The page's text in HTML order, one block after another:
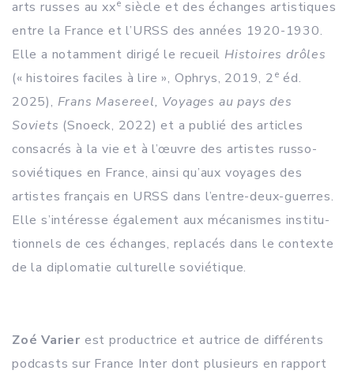
arts russes au xxe siècle et des échanges artistiques
entre la France et l’URSS des années 1920-1930.
Elle a notamment dirigé le recueil Histoires drôles
(« histoires faciles à lire », Ophrys, 2019, 2e éd.
2025), Frans Masereel, Voyages au pays des
Soviets (Snoeck, 2022) et a publié des articles
consacrés à la vie et à l’œuvre des artistes russo-
soviétiques en France, ainsi qu’aux voyages des
artistes français en URSS dans l’entre-deux-guerres.
Elle s’intéresse également aux mécanismes institu-
tionnels de ces échanges, replacés dans le contexte
de la diplomatie culturelle soviétique.
Zoé Varier est productrice et autrice de différents
podcasts sur France Inter dont plusieurs en rapport